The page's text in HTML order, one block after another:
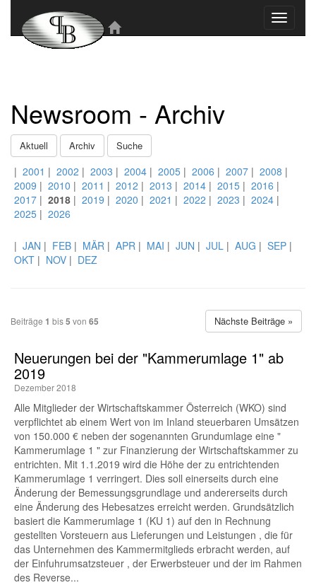
Toggle
Newsroom - Archiv
Aktuell Archiv Suche
| 2001 | 2002 | 2003 | 2004 | 2005 | 2006 | 2007 | 2008 |
2009 | 2010 | 2011 | 2012 | 2013 | 2014 | 2015 | 2016 |
2017 | 2018 | 2019 | 2020 | 2021 | 2022 | 2023 | 2024 |
2025 | 2026
| JAN | FEB | MÄR | APR | MAI | JUN | JUL | AUG | SEP |
OKT | NOV | DEZ
Beiträge 1 bis5 von 65 Nächste Beiträge »
Neuerungen bei der "Kammerumlage 1" ab
2019
Dezember 2018
Alle Mitglieder der Wirtschaftskammer Österreich (WKO) sind
verpflichtet ab einem Wert von im Inland steuerbaren Umsätzen
von 150.000 € neben der sogenannten Grundumlage eine "
Kammerumlage 1 " zur Finanzierung der Wirtschaftskammer zu
entrichten. Mit 1.1.2019 wird die Höhe der zu entrichtenden
Kammerumlage 1 verringert. Dies soll einerseits durch eine
Änderung der Bemessungsgrundlage und andererseits durch
eine Änderung des Hebesatzes erreicht werden. Grundsätzlich
basiert die Kammerumlage 1 (KU 1) auf den in Rechnung
gestellten Vorsteuern aus Lieferungen und Leistungen , die für
das Unternehmen des Kammermitglieds erbracht werden, auf
der Einfuhrumsatzsteuer , der Erwerbsteuer und der im Rahmen
des Reverse...